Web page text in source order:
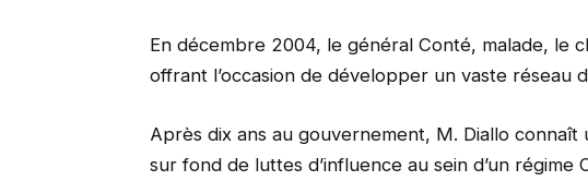
En décembre 2004, le général Conté, malade, le
offrant l’occasion de développer un vaste réseau
Après dix ans au gouvernement, M. Diallo connaît
sur fond de luttes d’influence au sein d’un régime